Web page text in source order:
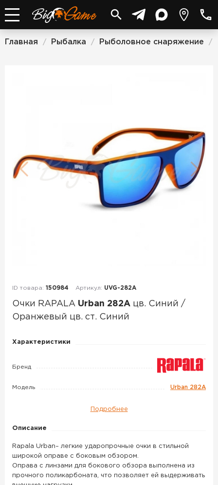
Главная / Рыбалка / Рыболовное снаряжение /
ID товара: 150984 Артикул: UVG-282A
Очки RAPALA Urban 282A цв. Синий /
Оранжевый цв. ст. Синий
Очки
Urban
цв.
Оранжевый
цв.
ст.
Синий
Характеристики
Бренд
Модель Urban 282A
Подробнее
Описание
Rapala Urban– легкие ударопрочные очки в стильной
широкой оправе с боковым обзором.
Оправа с линзами для бокового обзора выполнена из
прочного поликарбоната, что позволяет ей выдерживать